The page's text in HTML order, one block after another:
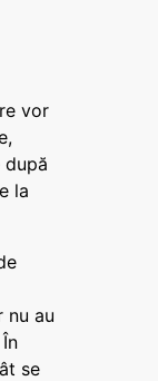
vor
după
la
nu au
se